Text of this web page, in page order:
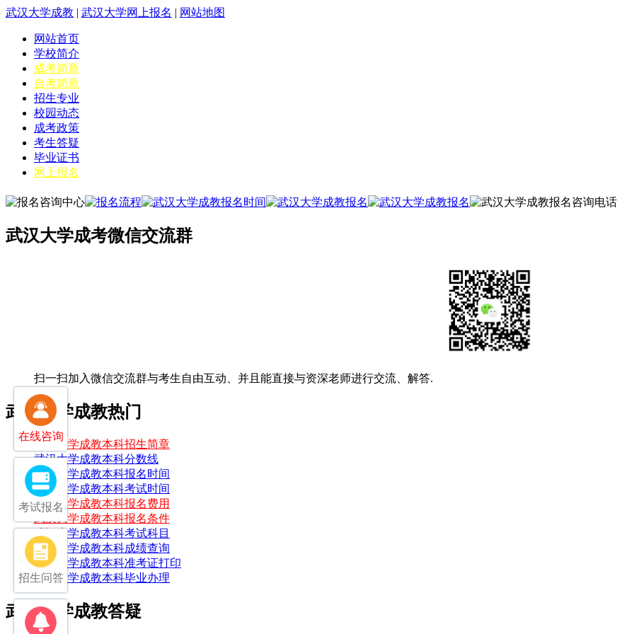
武汉大学成教 | 武汉大学网上报名 | 网站地图
网站首页
学校简介
成考简章
自考简章
招生专业
校园动态
成考政策
考生答疑
毕业证书
网上报名
武汉大学成考微信交流群
扫一扫加入微信交流群与考生自由互动、并且能直接与资深老师进行交流、解答.
武汉大学成教热门
武汉大学成教本科招生简章
武汉大学成教本科分数线
武汉大学成教本科报名时间
武汉大学成教本科考试时间
武汉大学成教本科报名费用
武汉大学成教本科报名条件
武汉大学成教本科考试科目
武汉大学成教本科成绩查询
武汉大学成教本科准考证打印
武汉大学成教本科毕业办理
武汉大学成教答疑
在线咨询
考试报名
招生问答